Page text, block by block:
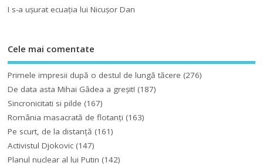
I s-a uşurat ecuaţia lui Nicuşor Dan
Cele mai comentate
Primele impresii după o destul de lungă tăcere (276)
De data asta Mihai Gâdea a greşit! (187)
Sincronicitati si pilde (167)
România masacrată de flotanţi (163)
Pe scurt, de la distanță (161)
Activistul Djokovic (147)
Planul nuclear al lui Putin (142)